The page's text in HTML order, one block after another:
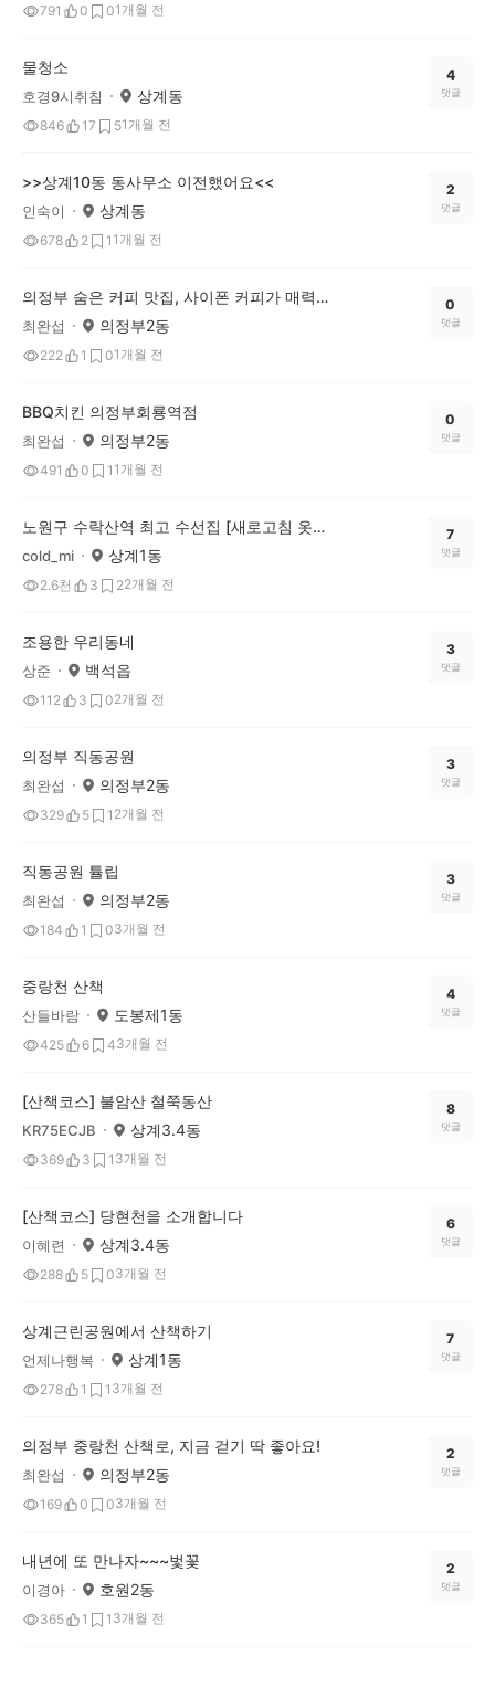
791 0 01개월 전
물청소
호경9시취침 상계동
846 17 51개월 전
4
댓글
>>상계10동 동사무소 이전했어요<<
인숙이 상계동
678 2 1 1개월 전
2
댓글
의정부 숨은 커피 맛집, 사이폰 커피가 매력적인 '커피배전소'
최완섭 의정부2동
222 1 01개월 전
0
댓글
BBQ치킨 의정부회룡역점
최완섭 의정부2동
491 0 1 1개월 전
0
댓글
노원구 수락산역 최고 수선집 [새로고침 옷수선]
cold_mi 상계1동
2.6천 3 22개월 전
7
댓글
조용한 우리동네
상준 백석읍
112 3 02개월 전
3
댓글
의정부 직동공원
최완섭 의정부2동
329 5 1 2개월 전
3
댓글
직동공원 튤립
최완섭 의정부2동
184 1 03개월 전
3
댓글
중랑천 산책
산들바람 도봉제1동
425 6 43개월 전
4
댓글
[산책코스] 불암산 철쭉동산
KR75ECJB 상계3.4동
369 3 1 3개월 전
8
댓글
[산책코스] 당현천을 소개합니다
이혜련 상계3.4동
288 5 03개월 전
6
댓글
상계근린공원에서 산책하기
언제나행복 상계1동
278 1 1 3개월 전
7
댓글
의정부 중랑천 산책로, 지금 걷기 딱 좋아요!
최완섭 의정부2동
169 0 03개월 전
2
댓글
내년에 또 만나자~~~벛꽃
이경아 호원2동
365 1 1 3개월 전
2
댓글